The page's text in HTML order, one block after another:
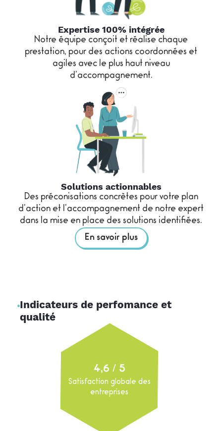
des tâches métiers et au moyen de
questionnaires et d’entretiens individuels,
vous saurez agir de façon ciblée sur chaque
problématique identifiée. Les préconisations
issues de l’audit TMS donneront lieu à un plan
d’action dont vous définirez les modalités de
mise en œuvre avec notre expert.
Expertise 100% intégrée
Notre équipe conçoit et réalise chaque
prestation, pour des actions coordonnées et
agiles avec le plus haut niveau
d’accompagnement.
Solutions actionnables
Des préconisations concrètes pour votre plan
d’action et l’accompagnement de notre expert
dans la mise en place des solutions identifiées.
En savoir plus
Indicateurs de perfomance et
qualité
4,6 / 5
Satisfaction globale des
entreprises